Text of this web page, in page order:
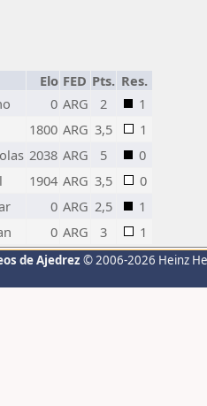
Elo FED Pts. Res.
0 ARG 2
1
1800 ARG 3,5
1
2038 ARG 5
0
1904 ARG 3,5
0
0 ARG 2,5
1
0 ARG 3 1
de Ajedrez © 2006-2026 Heinz